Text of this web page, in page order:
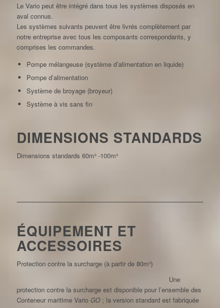
Le Vario peut être intégré dans tous les systèmes disposés en
aval connus.
Les systèmes suivants peuvent être livrés complètement par
notre entreprise avec tous les composants correspondants, y
comprises les commandes.
Pompe mélangeuse (système d’alimentation en liquide)
Pompe d’alimentation
Système de broyage (broyeur)
Système à vis sans fin
DIMENSIONS STANDARDS
Dimensions standards 60m³ -100m³
ÉQUIPEMENT ET
ACCESSOIRES
Protection contre la surcharge (à partir de 80m³)
Une
protection contre la surcharge est disponible pour l’ensemble des
Conteneur maritime Vario GO; la version standard est fabriquée